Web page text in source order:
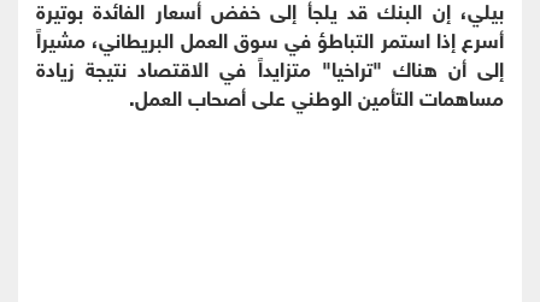
بيلي، إن البنك قد يلجأ إلى خفض أسعار الفائدة بوتيرة
أسرع إذا استمر التباطؤ في سوق العمل البريطاني، مشيراً
إلى أن هناك "تراخيا" متزايداً في الاقتصاد نتيجة زيادة
مساهمات التأمين الوطني على أصحاب العمل.